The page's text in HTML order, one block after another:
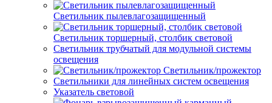
Светильник пылевлагозащищенный
Светильник торшерный, столбик световой
Светильник трубчатый для модульной системы
освещения
Светильник/прожектор
Светильники для линейных систем освещения
Указатель световой